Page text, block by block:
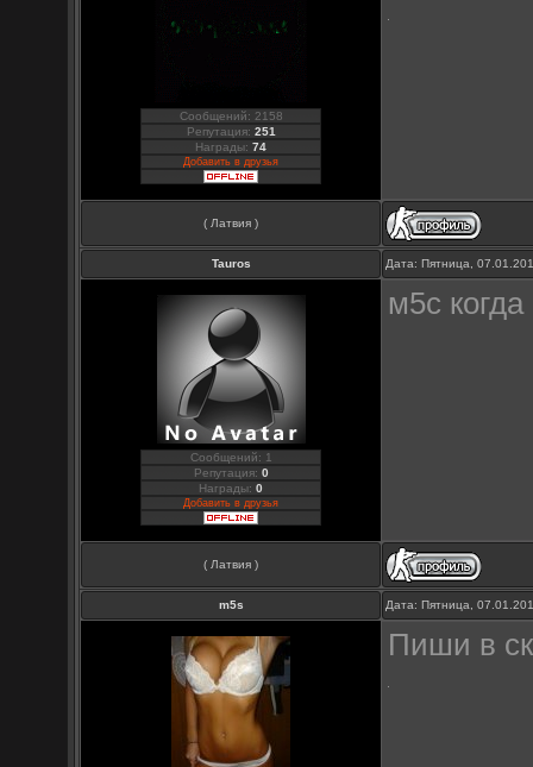
Сообщений: 2158
Репутация: 251
Награды:74
Добавить в друзья
( Латвия )
Tauros Дата: Пятница,
Сообщений: 1
Репутация: 0
Награды:0
Добавить в друзья
м5с
( Латвия )
m5s Дата: Пятница,
Пиши в